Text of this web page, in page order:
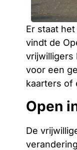
Er staat
vindt de
vrijwilligers
voor een
kaarters of
Open
De